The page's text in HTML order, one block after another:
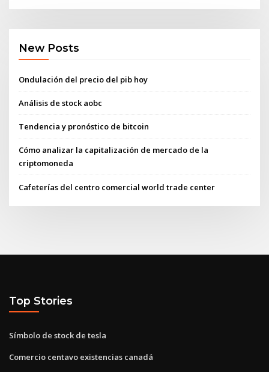
New Posts
Ondulación del precio del pib hoy
Análisis de stock aobc
Tendencia y pronóstico de bitcoin
Cómo analizar la capitalización de mercado de la
criptomoneda
Cafeterías del centro comercial world trade center
Top Stories
Símbolo de stock de tesla
Comercio centavo existencias canadá